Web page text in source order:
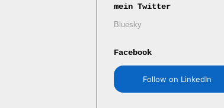
mein Twitter
Bluesky
Facebook
Follow on LinkedIn